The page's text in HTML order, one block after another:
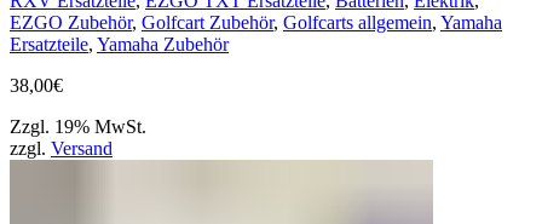
EZGO Zubehör, Golfcart Zubehör, Golfcarts allgemein, Yamaha
Ersatzteile, Yamaha Zubehör
38,00€
Zzgl. 19% MwSt.
zzgl. Versand